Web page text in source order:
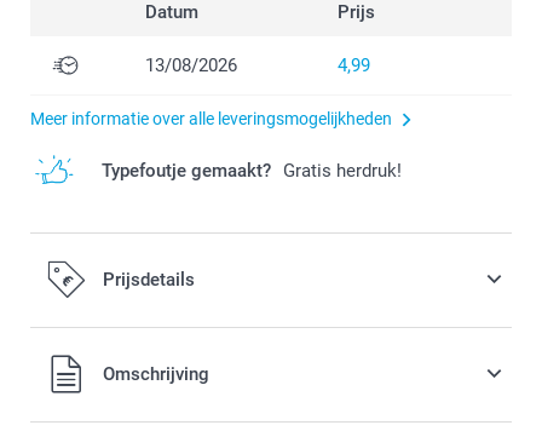
Datum Prijs
13/08/2026 4,99
Meer informatie over alle leveringsmogelijkheden
Typefoutje gemaakt? Gratis herdruk!
Prijsdetails
Alle prijzen zijn in EURO (€) inclusief BTW en exclusief
verzendkosten.Omschrijving